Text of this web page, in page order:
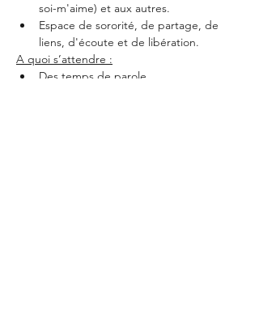
soi-m'aime) et aux autres.
Espace de sororité, de partage, de
liens, d'écoute et de libération.
A quoi s’attendre :
Des temps de parole